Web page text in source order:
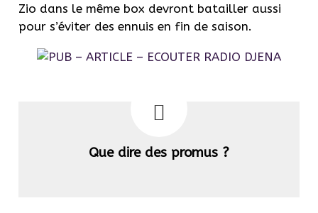
Zio dans le même box devront batailler aussi
pour s’éviter des ennuis en fin de saison.
Que dire des promus ?